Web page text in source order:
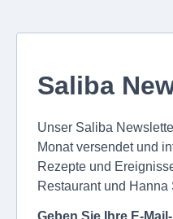
Saliba
Unser Saliba
Monat versendet und
Rezepte und
Restaurant und Hanna
Geben Sie Ihre E-